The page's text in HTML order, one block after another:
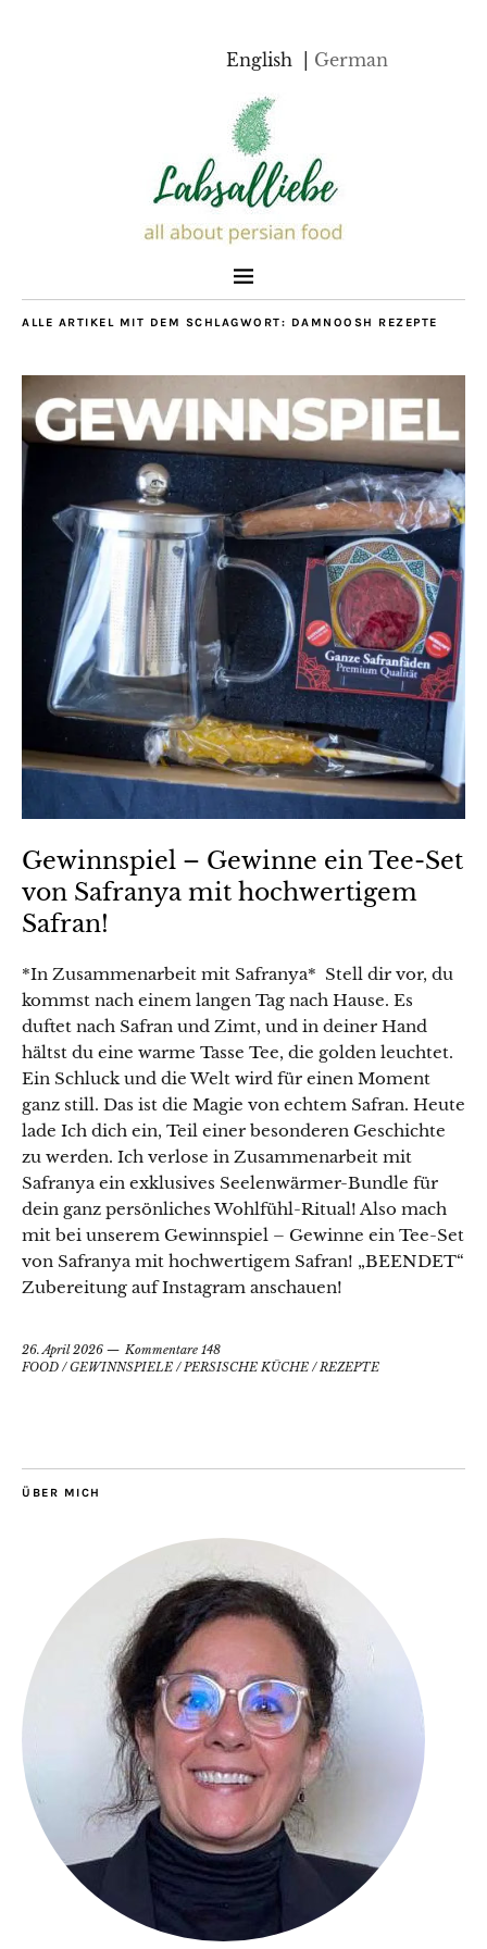
English German
ALLE ARTIKEL MIT DEM SCHLAGWORT: DAMNOOSH REZEPTE
Gewinnspiel – Gewinne ein Tee-Set
von Safranya mit hochwertigem
Safran!
*In Zusammenarbeit mit Safranya* Stell dir vor, du
kommst nach einem langen Tag nach Hause. Es
duftet nach Safran und Zimt, und in deiner Hand
hältst du eine warme Tasse Tee, die golden leuchtet.
Ein Schluck und die Welt wird für einen Moment
ganz still. Das ist die Magie von echtem Safran. Heute
lade Ich dich ein, Teil einer besonderen Geschichte
zu werden. Ich verlose in Zusammenarbeit mit
Safranya ein exklusives Seelenwärmer-Bundle für
dein ganz persönliches Wohlfühl-Ritual! Also mach
mit bei unserem Gewinnspiel – Gewinne ein Tee-Set
von Safranya mit hochwertigem Safran! „BEENDET“
Zubereitung auf Instagram anschauen!
26. April 2026
Kommentare 148
FOOD /GEWINNSPIELE /PERSISCHE KÜCHE /REZEPTE
ÜBER MICH